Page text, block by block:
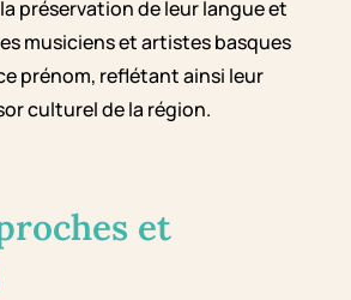
préservation de leur langue et
musiciens et artistes basques
prénom, reflétant ainsi leur
culturel de la région.
et